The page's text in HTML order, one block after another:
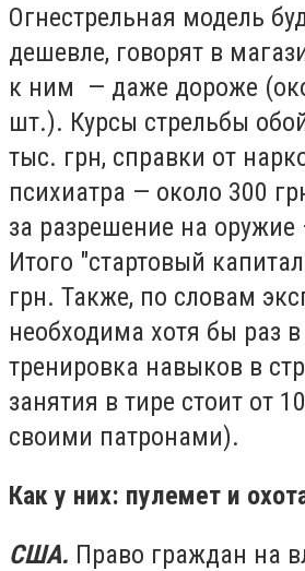
Огнестрельная модель
дешевле, говорят в
к ним — даже дороже
шт.). Курсы стрельбы
тыс. грн, справки от
психиатра — около 300
за разрешение на оружие
Итого "стартовый
грн. Также, по словам
необходима хотя бы раз
тренировка навыков в
занятия в тире стоит от
своими патронами).
Как у них: пулемет и
США. Право граждан на